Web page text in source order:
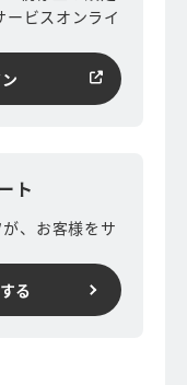
ビスオンライ
ト
、お客様をサ
る